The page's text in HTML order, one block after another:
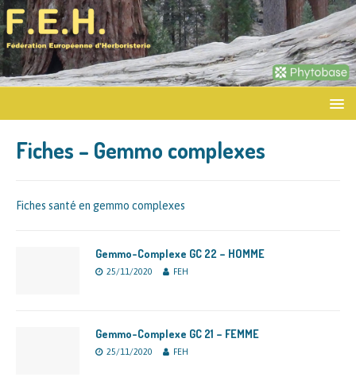
Fiches – Gemmo complexes
Fiches santé en gemmo complexes
Gemmo-Complexe GC 22 – HOMME
25/11/2020 FEH
Gemmo-Complexe GC 21 – FEMME
25/11/2020 FEH